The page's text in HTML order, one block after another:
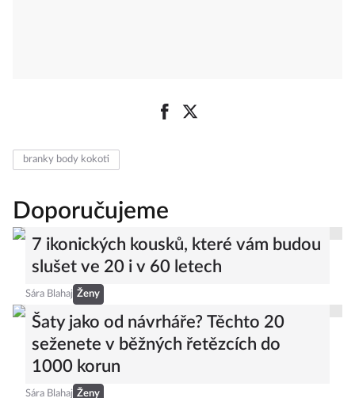
branky body kokoti
Doporučujeme
7 ikonických kousků, které vám budou
slušet ve 20 i v 60 letech
Sára Blahaj Ženy
Šaty jako od návrháře? Těchto 20
seženete v běžných řetězcích do
1000 korun
Sára Blahaj Ženy